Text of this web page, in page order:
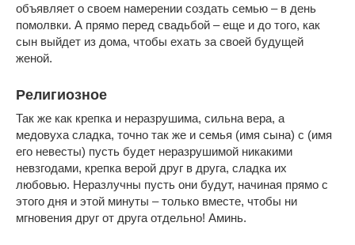
объявляет о своем намерении создать семью – в день
помолвки. А прямо перед свадьбой – еще и до того, как
сын выйдет из дома, чтобы ехать за своей будущей
женой.
Религиозное
Так же как крепка и неразрушима, сильна вера, а
медовуха сладка, точно так же и семья (имя сына) с (имя
его невесты) пусть будет неразрушимой никакими
невзгодами, крепка верой друг в друга, сладка их
любовью. Неразлучны пусть они будут, начиная прямо с
этого дня и этой минуты – только вместе, чтобы ни
мгновения друг от друга отдельно! Аминь.